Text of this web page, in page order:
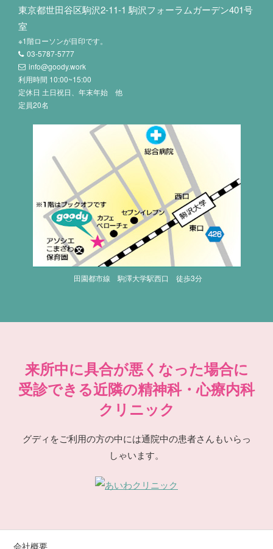
東京都世田谷区駒沢2-11-1 駒沢フォーラムガーデン401号
室
※1階ローソンが目印です。
03-5787-5777
info@goody.work
利用時間 10:00~15:00
定休日 土日祝日、年末年始 他
定員20名
田園都市線 駒澤大学駅西口 徒歩3分
来所中に具合が悪くなった場合に
受診できる近隣の精神科・心療内科
クリニック
グディをご利用の方の中には通院中の患者さんもいらっ
しゃいます。
会社概要